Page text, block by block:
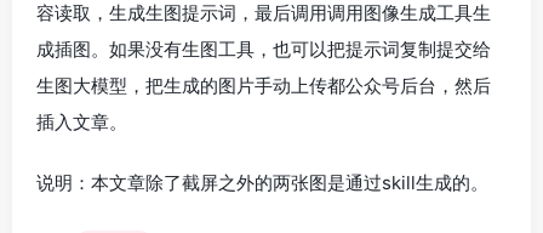
容读取，生成生图提示词，最后调用调用图像生成工具生
成插图。如果没有生图工具，也可以把提示词复制提交给
生图大模型，把生成的图片手动上传都公众号后台，然后
插入文章。
说明：本文章除了截屏之外的两张图是通过skill生成的。